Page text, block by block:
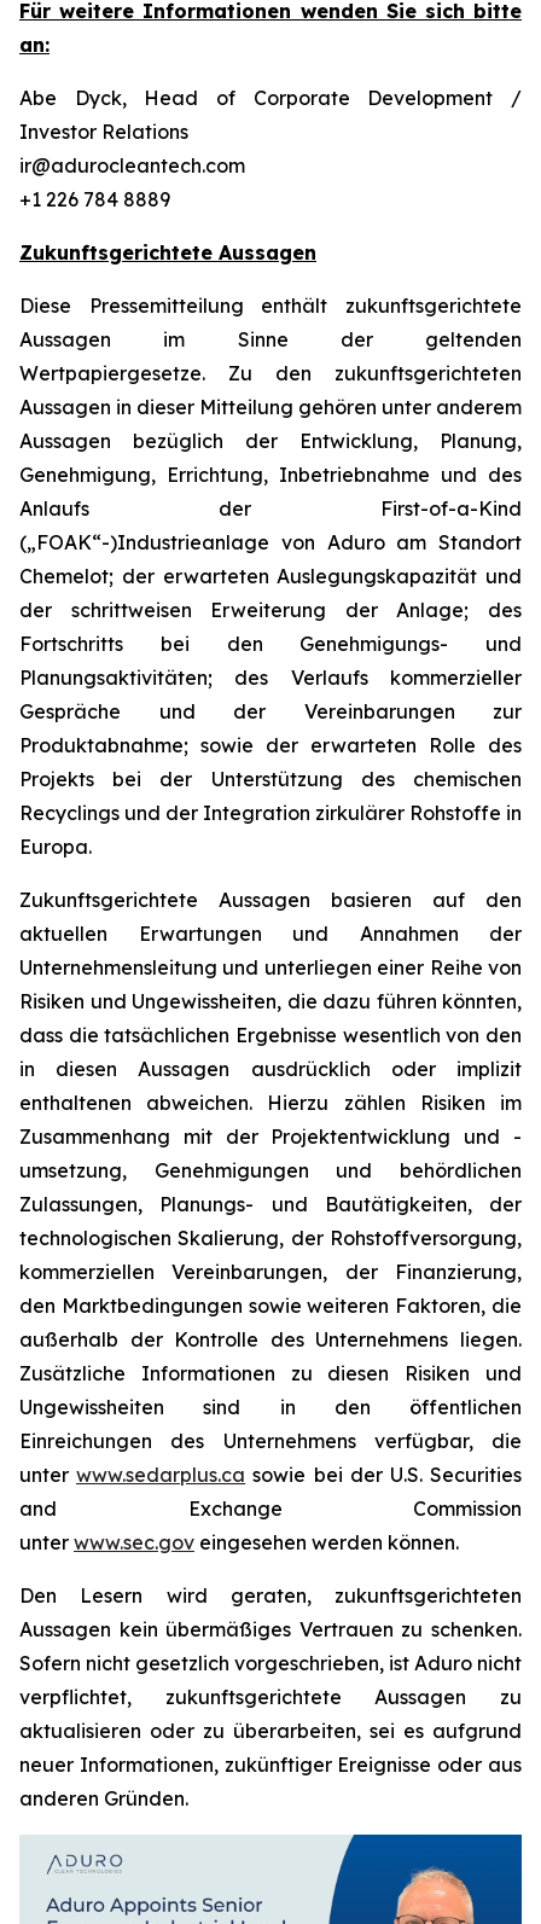
Für weitere Informationen wenden Sie sich bitte
an:
Abe Dyck, Head of Corporate Development /
Investor Relations
ir@adurocleantech.com
+1 226 784 8889
Zukunftsgerichtete Aussagen
Diese Pressemitteilung enthält zukunftsgerichtete
Aussagen im Sinne der geltenden
Wertpapiergesetze. Zu den zukunftsgerichteten
Aussagen in dieser Mitteilung gehören unter anderem
Aussagen bezüglich der Entwicklung, Planung,
Genehmigung, Errichtung, Inbetriebnahme und des
Anlaufs der First-of-a-Kind
(„FOAK“-)Industrieanlage von Aduro am Standort
Chemelot; der erwarteten Auslegungskapazität und
der schrittweisen Erweiterung der Anlage; des
Fortschritts bei den Genehmigungs- und
Planungsaktivitäten; des Verlaufs kommerzieller
Gespräche und der Vereinbarungen zur
Produktabnahme; sowie der erwarteten Rolle des
Projekts bei der Unterstützung des chemischen
Recyclings und der Integration zirkulärer Rohstoffe in
Europa.
Zukunftsgerichtete Aussagen basieren auf den
aktuellen Erwartungen und Annahmen der
Unternehmensleitung und unterliegen einer Reihe von
Risiken und Ungewissheiten, die dazu führen könnten,
dass die tatsächlichen Ergebnisse wesentlich von den
in diesen Aussagen ausdrücklich oder implizit
enthaltenen abweichen. Hierzu zählen Risiken im
Zusammenhang mit der Projektentwicklung und -
umsetzung, Genehmigungen und behördlichen
Zulassungen, Planungs- und Bautätigkeiten, der
technologischen Skalierung, der Rohstoffversorgung,
kommerziellen Vereinbarungen, der Finanzierung,
den Marktbedingungen sowie weiteren Faktoren, die
außerhalb der Kontrolle des Unternehmens liegen.
Zusätzliche Informationen zu diesen Risiken und
Ungewissheiten sind in den öffentlichen
Einreichungen des Unternehmens verfügbar, die
unterwww.sedarplus.ca sowie bei der U.S. Securities
and Exchange Commission
unter www.sec.gov eingesehen werden können.
Den Lesern wird geraten, zukunftsgerichteten
Aussagen kein übermäßiges Vertrauen zu schenken.
Sofern nicht gesetzlich vorgeschrieben, ist Aduro nicht
verpflichtet, zukunftsgerichtete Aussagen zu
aktualisieren oder zu überarbeiten, sei es aufgrund
neuer Informationen, zukünftiger Ereignisse oder aus
anderen Gründen.